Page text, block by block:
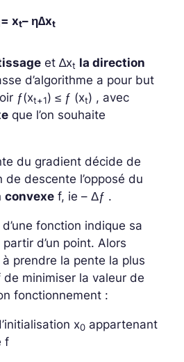
= xt– η∆xt
et ∆xt la direction
d’algorithme a pour but
ƒ(xt+1) ≤ ƒ (xt) , avec
que l’on souhaite
du gradient décide de
descente l’opposé du
convexe f, ie – Δƒ .
fonction indique sa
d’un point. Alors
à prendre la pente la plus
de minimiser la valeur de
fonctionnement :
x0 appartenant
f